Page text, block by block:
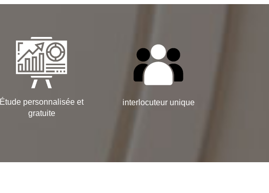
Étude personnalisée et
gratuite
interlocuteur unique